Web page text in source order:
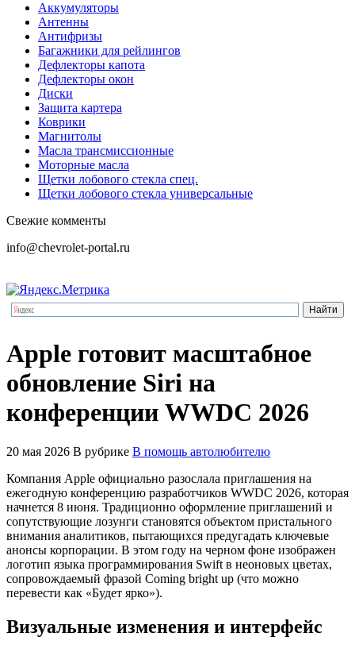
Аккумуляторы
Антенны
Антифризы
Багажники для рейлингов
Дефлекторы капота
Дефлекторы окон
Диски
Защита картера
Коврики
Магнитолы
Масла трансмиссионные
Моторные масла
Щетки лобового стекла спец.
Щетки лобового стекла универсальные
Свежие комменты
info@chevrolet-portal.ru
Apple готовит масштабное
обновление Siri на
конференции WWDC 2026
20 мая 2026 В рубрике В помощь автолюбителю
Компания Apple официально разослала приглашения на
ежегодную конференцию разработчиков WWDC 2026, которая
начнется 8 июня. Традиционно оформление приглашений и
сопутствующие лозунги становятся объектом пристального
внимания аналитиков, пытающихся предугадать ключевые
анонсы корпорации. В этом году на черном фоне изображен
логотип языка программирования Swift в неоновых цветах,
сопровождаемый фразой Coming bright up (что можно
перевести как «Будет ярко»).
Визуальные изменения и интерфейс